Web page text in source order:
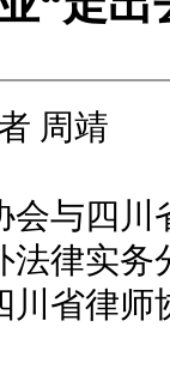
周靖
与四川
律实
省律